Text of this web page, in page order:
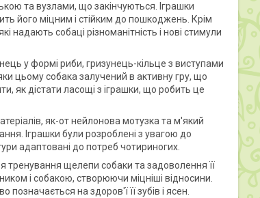
та вузлами, що закінчуються. Іграшки
його міцним і стійким до пошкоджень. Крім
надають собаці різноманітність і нові стимули
у формі риби, гризунець-кільце з виступами
цьому собака залучений в активну гру, що
як дістати ласощі з іграшки, що робить це
як-от нейлонова мотузка та м'який
Іграшки були розроблені з увагою до
адаптовані до потреб чотириногих.
тренування щелепи собаки та задоволення її
і собакою, створюючи міцніші відносини.
на здоров'ї її зубів і ясен.